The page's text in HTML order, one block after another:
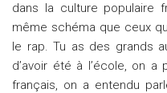
dans la culture populaire
même schéma que ceux
le rap. Tu as des grands
d’avoir été à l’école, on
français, on a entendu